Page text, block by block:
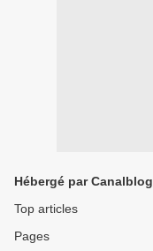
Hébergé par Canalblog
Top articles
Pages